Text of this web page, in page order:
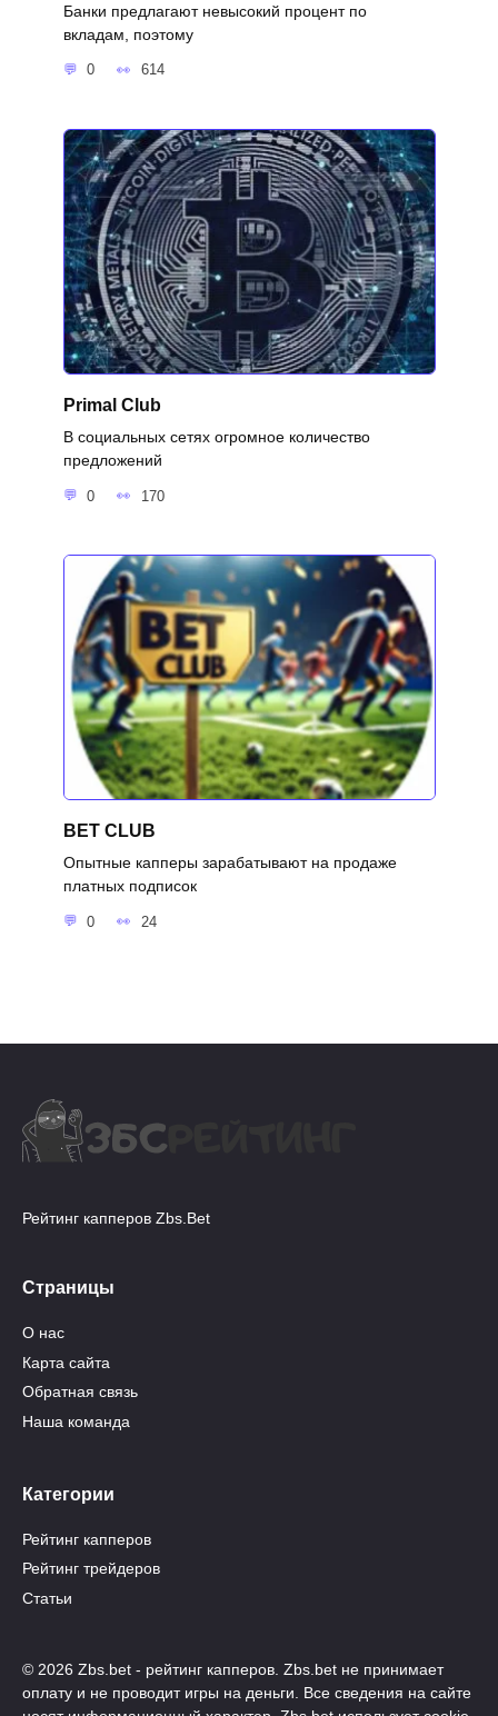
Банки предлагают невысокий процент по
вкладам, поэтому
0 614
Primal Club
В социальных сетях огромное количество
предложений
0 170
BET CLUB
Опытные капперы зарабатывают на продаже
платных подписок
0 24
Рейтинг капперов Zbs.Bet
Страницы
О нас
Карта сайта
Обратная связь
Наша команда
Категории
Рейтинг капперов
Рейтинг трейдеров
Статьи
© 2026 Zbs.bet - рейтинг капперов. Zbs.bet не принимает
оплату и не проводит игры на деньги. Все сведения на сайте